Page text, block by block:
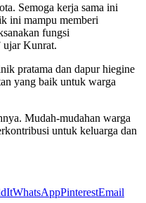
Semoga kerja sama ini
ini mampu memberi
fungsi
ujar Kunrat.
pratama dan dapur hiegine
yang baik untuk warga
Mudah-mudahan warga
untuk keluarga dan
WhatsAppPinterestEmail